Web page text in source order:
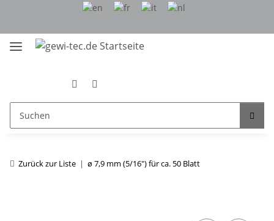
Zurück zur Liste ø 7,9 mm (5/16") für ca. 50 Blatt